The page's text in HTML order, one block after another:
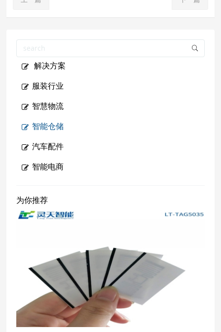
解决方案
服装行业
智慧物流
智能仓储
汽车配件
智能电商
为你推荐